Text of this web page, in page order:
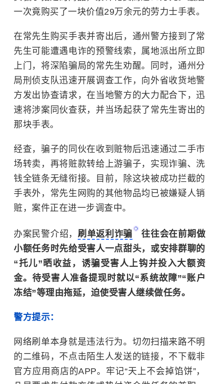
一次竟购买了一块价值29万余元的劳力士手表。
在常先生购买手表并寄出后，通州警方接到了常
先生可能遭遇电诈的预警线索，属地派出所立即
上门，将深陷骗局的常先生劝醒。同时，通州分
局刑侦支队迅速开展调查工作，向外省收货地警
方发出协查请求，在当地警方的大力配合下，迅
速将涉案同伙查获，并当场起获了常先生寄出的
那块手表。
经查，骗子的同伙在收到赃物后迅速通过二手市
场转卖，再将赃款转给上游骗子，实现诈骗、洗
钱全链条无缝衔接。目前，除这块被成功拦截的
手表外，常先生网购的其他物品均已被嫌疑人销
赃，案件正在进一步调查中。
办案民警介绍， 刷单返利诈骗
往往会在前期做
小额任务时先给受害人一点甜头，或安排群聊的
“托儿”晒收益，诱骗受害人上钩并投入大额资
金。待受害人准备提现时就以“系统故障”“账户
冻结”等理由拖延，迫使受害人继续做任务。
警方提示：
网络刷单本身就是违法行为‌。切勿扫描来路不明
的二维码，不点击陌生人发送的链接，不下载非
官方应用商店的APP。牢记“天上不会掉馅饼”，